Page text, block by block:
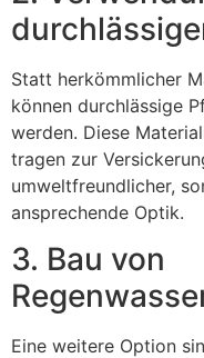
Statt herkömmlicher
können durchlässige
werden. Diese
tragen zur
umweltfreundlicher,
ansprechende Optik.
3. Bau von
Eine weitere Option